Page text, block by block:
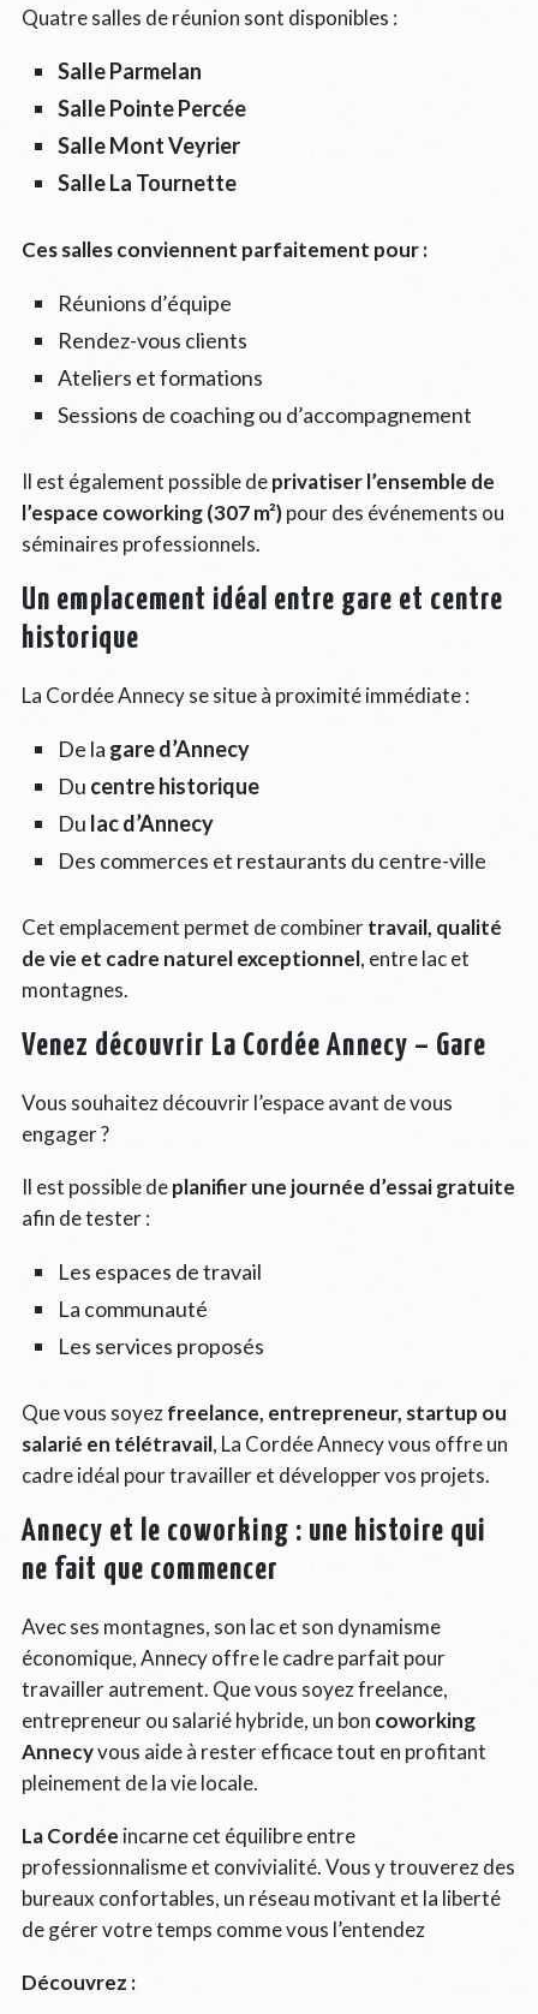
Quatre salles de réunion sont disponibles :
Salle Parmelan
Salle Pointe Percée
Salle Mont Veyrier
Salle La Tournette
Ces salles conviennent parfaitement pour :
Réunions d’équipe
Rendez-vous clients
Ateliers et formations
Sessions de coaching ou d’accompagnement
Il est également possible deprivatiser l’ensemble de
l’espace coworking (307 m²)pour des événements ou
séminaires professionnels.
Un emplacement idéal entre gare et centre
historique
La Cordée Annecy se situe à proximité immédiate :
De la gare d’Annecy
Du centre historique
Du lac d’Annecy
Des commerces et restaurants du centre-ville
Cet emplacement permet de combinertravail, qualité
de vie et cadre naturel exceptionnel, entre lac et
montagnes.
Venez découvrir La Cordée Annecy – Gare
Vous souhaitez découvrir l’espace avant de vous
engager ?
Il est possible deplanifier une journée d’essai gratuite
afin de tester :
Les espaces de travail
La communauté
Les services proposés
Que vous soyezfreelance, entrepreneur, startup ou
salarié en télétravail, La Cordée Annecy vous offre un
cadre idéal pour travailler et développer vos projets.
Annecy et le coworking : une histoire qui
ne fait que commencer
Avec ses montagnes, son lac et son dynamisme
économique, Annecy offre le cadre parfait pour
travailler autrement. Que vous soyez freelance,
entrepreneur ou salarié hybride, un bon coworking
Annecyvous aide à rester efficace tout en profitant
pleinement de la vie locale.
La Cordée incarne cet équilibre entre
professionnalisme et convivialité. Vous y trouverez des
bureaux confortables, un réseau motivant et la liberté
de gérer votre temps comme vous l’entendez
Découvrez :